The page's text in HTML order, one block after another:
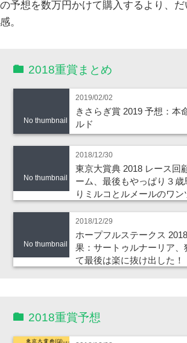
の予想を数万円かけて購入するより、
感。
2018重賞まとめ
No thumbnail
2019/02/02
きさらぎ賞 2019 予想：本
ルド
No thumbnail
2018/12/30
東京大賞典 2018 レース回
ーム、最後もやっぱり３
りミルコとルメールのワン
No thumbnail
2018/12/29
ホープフルステークス
果：サートゥルナーリア、
て最後は楽に抜け出した！
2018重賞予想